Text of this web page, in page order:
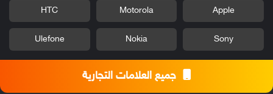
Apple
Motorola
HTC
Sony
Nokia
Ulefone
جميع العلامات التجارية